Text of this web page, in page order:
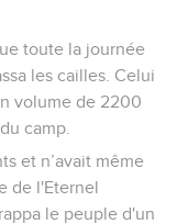
toute la journée
les cailles. Celui
volume de 2200
camp.
et n’avait même
de l'Eternel
le peuple d'un